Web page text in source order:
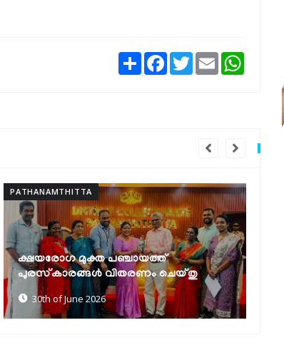
ShareFacebook
TwitterEmail
PATHANAMTHITTA
സെൻസസ് സെൽഫ് എന്യൂമറേഷൻ:
മികച്ച നേട്ടവുമായി ഹയർ സെക്കൻഡറി
എൻ.എസ്.എസ് യൂണിറ്റുകൾ
30th of June 2026